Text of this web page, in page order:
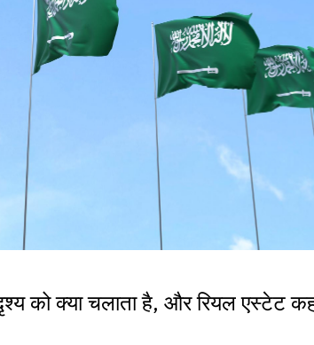
को क्या चलाता है, और रियल एस्टेट